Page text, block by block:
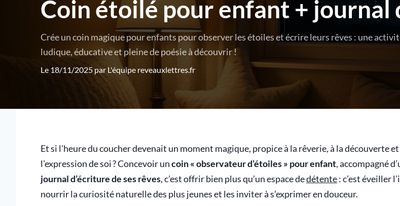
Coin étoilé pour enfant + journal
Crée un coin magique pour enfants pour observer les étoiles et écrire leurs rêves : une
ludique, éducative et pleine de poésie à découvrir !
Le 18/11/2025 par L'équipe reveauxlettres.fr
Et si l’heure du coucher devenait un moment magique, propice à la rêverie, à la découverte et
l’expression de soi ? Concevoir uncoin « observateur d’étoiles » pour enfant, accompagné
journal d’écriture de ses rêves, c’est offrir bien plus qu’un espace dedétente: c’est éveiller
nourrir la curiosité naturelle des plus jeunes et les inviter à s’exprimer en douceur.